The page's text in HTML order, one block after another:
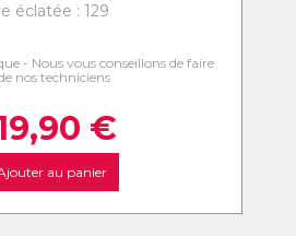
éclatée : 129
- Nous vous conseillons de faire
nos techniciens
€
au panier